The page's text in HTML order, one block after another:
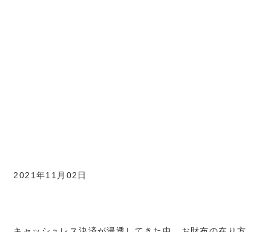
2021年11月02日